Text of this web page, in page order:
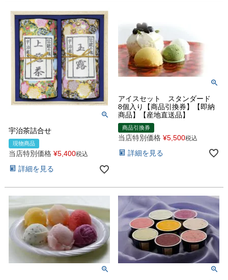
宇治茶詰合せ
現物商品
当店特別価格 ¥5,400税込
詳細を見る
アイスセット スタンダード
8個入り【商品引換券】【即納
商品】【産地直送品】
商品引換券
当店特別価格 ¥5,500税込
詳細を見る